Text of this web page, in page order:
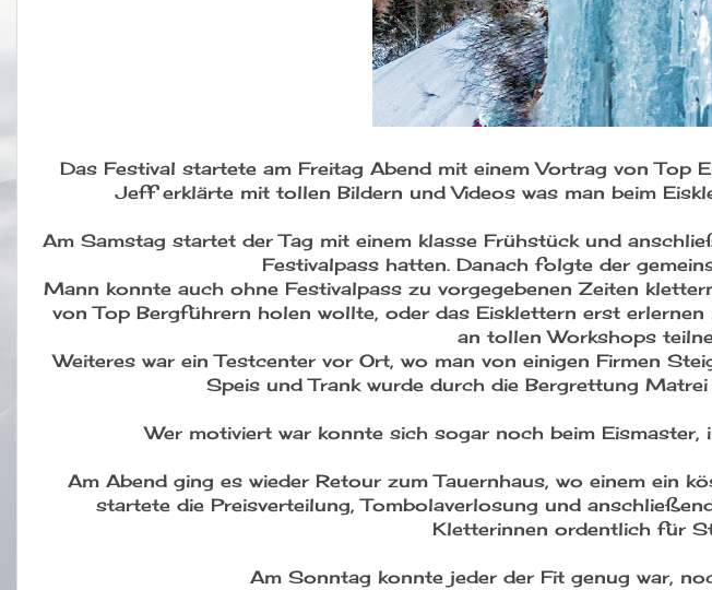
Das Festival startete am Freitag Abend mit einem Vortrag von Top
Jeff erklärte mit tollen Bildern und Videos was man beim
Am Samstag startet der Tag mit einem klasse Frühstück und
Festivalpass hatten. Danach folgte der
Mann konnte auch ohne Festivalpass zu vorgegebenen Zeiten
von Top Bergführern holen wollte, oder das Eisklettern erst erlernen
an tollen Workshops
Weiteres war ein Testcenter vor Ort, wo man von einigen Firmen
Speis und Trank wurde durch die Bergrettung
Wer motiviert war konnte sich sogar noch beim Eismaster,
Am Abend ging es wieder Retour zum Tauernhaus, wo einem ein
startete die Preisverteilung, Tombolaverlosung und
Kletterinnen ordentlich für
Am Sonntag konnte jeder der Fit genug war,